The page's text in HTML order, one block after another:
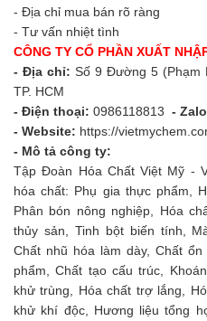
- Địa chỉ mua bán rõ ràng
- Tư vấn nhiệt tình
CÔNG TY CỔ PHẦN XUẤT
- Địa chỉ: Số 9 Đường 5 (Phạm
TP. HCM
- Điện thoại: 0986118813 -
- Website: https://
- Mô tả công ty:
Tập Đoàn Hóa Chất Việt Mỹ -
hóa chất: Phụ gia thực phẩm,
Phân bón nông nghiệp, Hóa
thủy sản, Tinh bột biến tính,
Chất nhũ hóa làm dày, Chất
phẩm, Chất tạo cấu trúc,
khử trùng, Hóa chất trợ lắng,
khử khí độc, Hương liệu tổng